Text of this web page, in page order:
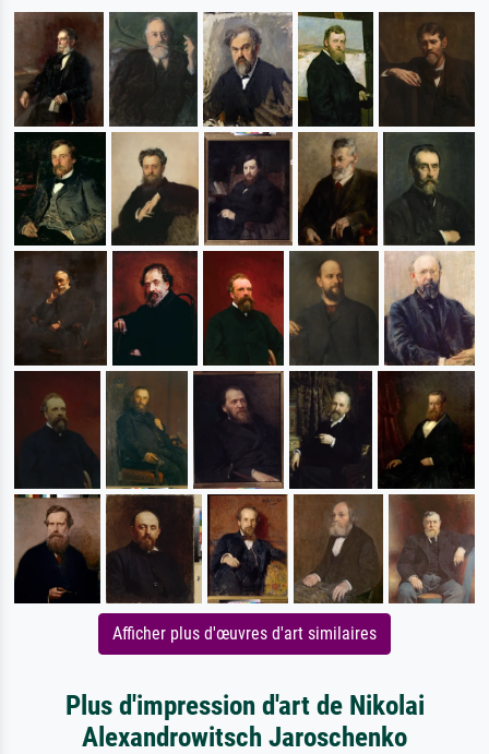
Afficher plus d'œuvres d'art similaires
Plus d'impression d'art de Nikolai
Alexandrowitsch Jaroschenko